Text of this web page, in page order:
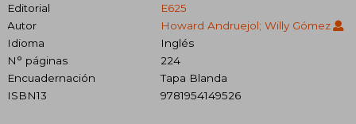
Editorial
E625
Autor
Howard Andruejol; Willy Gómez
Idioma
Inglés
N° páginas
224
Encuadernación
Tapa Blanda
ISBN13
9781954149526